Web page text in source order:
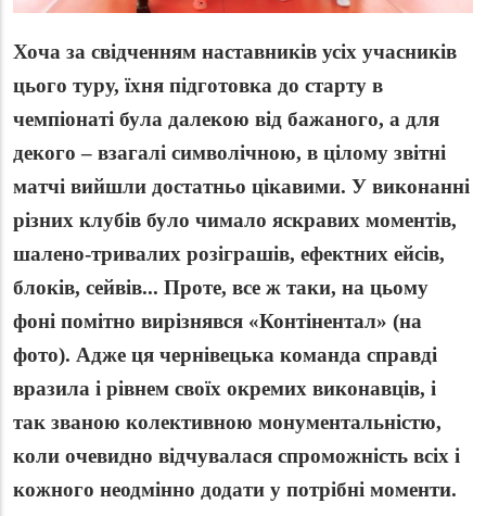
Хоча за свідченням наставників усіх учасників
цього туру, їхня підготовка до старту в
чемпіонаті була далекою від бажаного, а для
декого – взагалі символічною, в цілому звітні
матчі вийшли достатньо цікавими. У виконанні
різних клубів було чимало яскравих моментів,
шалено-тривалих розіграшів, ефектних ейсів,
блоків, сейвів... Проте, все ж таки, на цьому
фоні помітно вирізнявся «Контінентал» (на
фото). Адже ця чернівецька команда справді
вразила і рівнем своїх окремих виконавців, і
так званою колективною монументальністю,
коли очевидно відчувалася спроможність всіх і
кожного неодмінно додати у потрібні моменти.